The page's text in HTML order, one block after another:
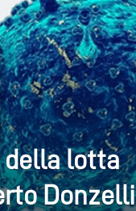
della lotta
Donzelli